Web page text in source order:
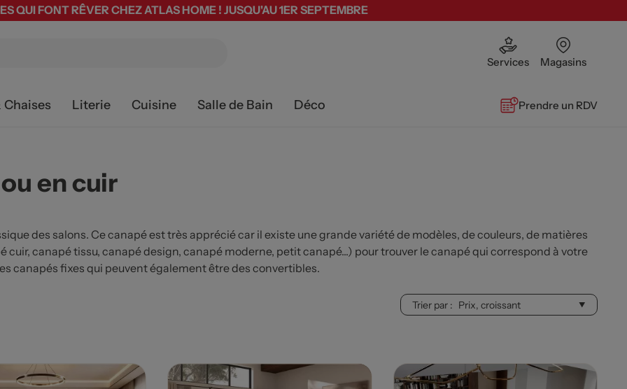
QUI FONT RÊVER CHEZ ATLAS HOME ! JUSQU'AU 1ER SEPTEMBRE
Services Magasins
Chaises Literie Cuisine Salle de Bain Déco Prendre un RDV
en cuir
des salons. Ce canapé est très apprécié car il existe une grande variété de modèles, de couleurs, de matières
canapé tissu, canapé design, canapé moderne, petit canapé...) pour trouver le canapé qui correspond à votre
canapés fixes qui peuvent également être des convertibles.
Trier par :